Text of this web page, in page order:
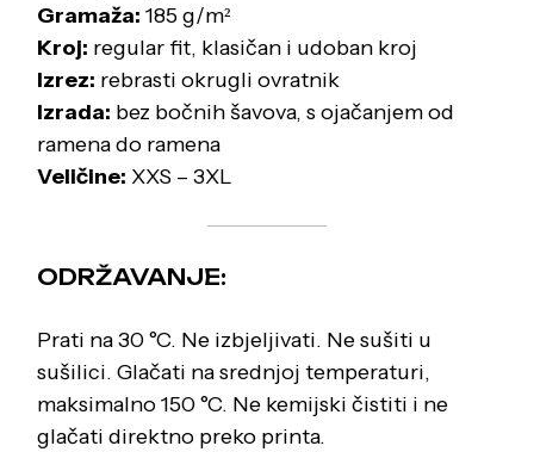
Gramaža: 185 g/m²
Kroj: regular fit, klasičan i udoban kroj
Izrez: rebrasti okrugli ovratnik
Izrada: bez bočnih šavova, s ojačanjem od
ramena do ramena
Veličine: XXS – 3XL
ODRŽAVANJE:
Prati na 30 °C. Ne izbjeljivati. Ne sušiti u
sušilici. Glačati na srednjoj temperaturi,
maksimalno 150 °C. Ne kemijski čistiti i ne
glačati direktno preko printa.